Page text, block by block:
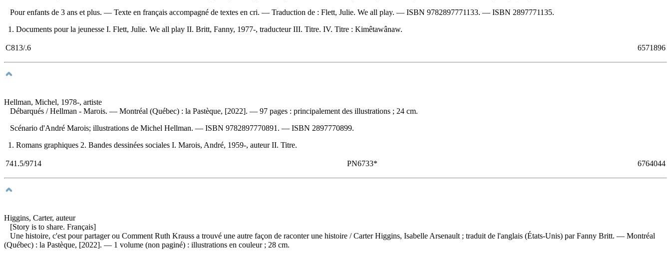
Pour enfants de 3 ans et plus. — Texte en français accompagné de textes en cri. — Traduction de : Flett, Julie. We all play. — ISBN 9782897771133. — ISBN 2897771135.
1. Documents pour la jeunesse I. Flett, Julie. We all play II. Britt, Fanny, 1977-, traducteur III. Titre. IV. Titre : Kimêtawânaw.
C813/.6 6571896
Hellman, Michel, 1978-, artiste
Débarqués / Hellman - Marois. — Montréal (Québec) : la Pastèque, [2022]. — 97 pages : principalement des illustrations ; 24 cm.
Scénario d'André Marois; illustrations de Michel Hellman. — ISBN 9782897770891 . — ISBN 2897770899.
1. Romans graphiques 2. Bandes dessinées sociales I. Marois, André, 1959-, auteur II. Titre.
741.5/9714 PN6733* 6764044
Higgins, Carter, auteur
[Story is to share. Français]
Une histoire, c'est pour partager ou Comment Ruth Krauss a trouvé une autre façon de raconter une histoire / Carter Higgins, Isabelle Arsenault ; traduit de l'anglais (États-Unis) par Fanny Britt. — Montréal
(Québec) : la Pastèque, [2022]. — 1 volume (non paginé) : illustrations en couleur ; 28 cm.